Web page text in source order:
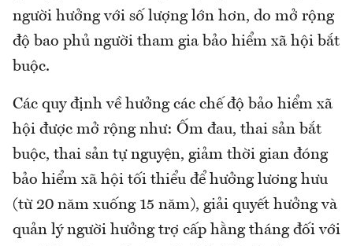
người hưởng với số lượng lớn hơn, do mở rộng
độ bao phủ người tham gia bảo hiểm xã hội bắt
buộc.
Các quy định về hưởng các chế độ bảo hiểm xã
hội được mở rộng như: Ốm đau, thai sản bắt
buộc, thai sản tự nguyện, giảm thời gian đóng
bảo hiểm xã hội tối thiểu để hưởng lương hưu
(từ 20 năm xuống 15 năm), giải quyết hưởng và
quản lý người hưởng trợ cấp hằng tháng đối với